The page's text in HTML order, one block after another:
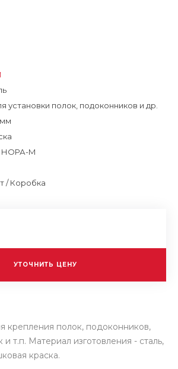
установки полок, подоконников и др.
мм
НОРА-М
/ Коробка
УТОЧНИТЬ ЦЕНУ
крепления полок, подоконников,
т.п. Материал изготовления - сталь,
краска.